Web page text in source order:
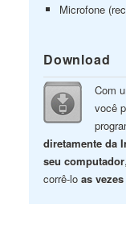
Microfone
Download
Com
você
diretamente da
seu computador
corrê-lo as